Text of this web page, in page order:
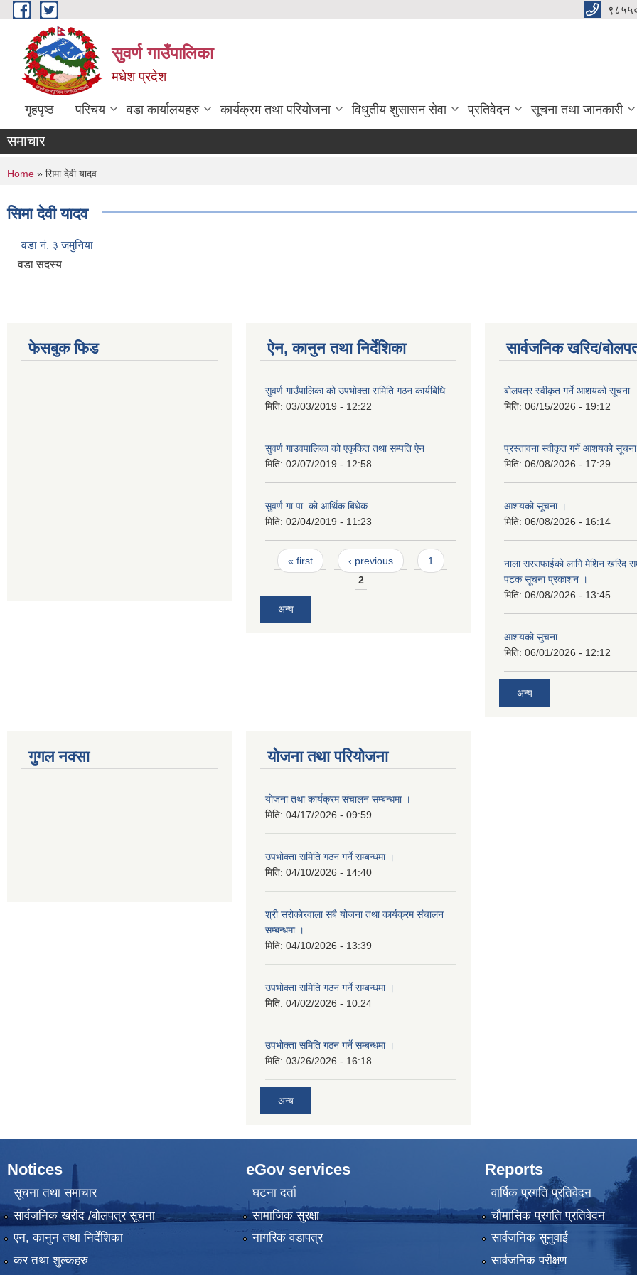
Skip to main content
सुवर्ण गाउँपालिका
मधेश प्रदेश
गृहपृष्ठ परिचय वडा कार्यालयहरु कार्यक्रम तथा परियोजना विधुतीय शुसासन सेवा प्रतिवेदन सूचना तथा जानकारी
समाचार
You are here
Home » सिमा देवी यादव
सिमा देवी यादव
वडा नं. ३ जमुनिया
वडा सदस्य
फेसबुक फिड ऐन, कानुन तथा निर्देशिका
सुवर्ण गाउँपालिका को उपभोक्ता समिति गठन कार्यबिधि
मिति: 03/03/2019 - 12:22
सुवर्ण गाउवपालिका को एकृकित तथा सम्पति ऐन
मिति: 02/07/2019 - 12:58
सुवर्ण गा.पा. को आर्थिक बिधेक
मिति: 02/04/2019 - 11:23
Pages
« first ‹ previous
1
2
अन्य
सार्वजनिक खरिद/
बोलपत्र स्वीकृत गर्ने आशयको सूचना
मिति: 06/15/2026 - 19:12
प्रस्तावना स्वीकृत गर्ने आशयको
मिति: 06/08/2026 - 17:29
आशयको सूचना ।
मिति: 06/08/2026 - 16:14
नाला सरसफाईको लागि मेशिन खरिद
पटक सूचना प्रकाशन ।
मिति: 06/08/2026 - 13:45
आशयको सुचना
मिति: 06/01/2026 - 12:12
अन्य
गुगल नक्सा योजना तथा परियोजना
योजना तथा कार्यक्रम संचालन सम्बन्धमा ।
मिति: 04/17/2026 - 09:59
उपभोक्ता समिति गठन गर्ने सम्बन्धमा ।
मिति: 04/10/2026 - 14:40
श्री सरोकाेरवाला सबै योजना तथा कार्यक्रम संचालन
सम्बन्धमा ।
मिति: 04/10/2026 - 13:39
उपभोक्ता समिति गठन गर्ने सम्बन्धमा ।
मिति: 04/02/2026 - 10:24
उपभोक्ता समिति गठन गर्ने सम्बन्धमा ।
मिति: 03/26/2026 - 16:18
अन्य
Notices
सूचना तथा समाचार
सार्वजनिक खरीद /बोलपत्र सूचना
एन, कानुन तथा निर्देशिका
कर तथा शुल्कहरु
eGov services
घटना दर्ता
सामाजिक सुरक्षा
नागरिक वडापत्र
Reports
वार्षिक प्रगति प्रतिवेदन
चौमासिक प्रगति प्रतिवेदन
सार्वजनिक सुनुवाई
सार्वजनिक परीक्षण